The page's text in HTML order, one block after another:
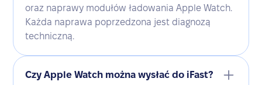
oraz naprawy modułów ładowania Apple Watch.
Każda naprawa poprzedzona jest diagnozą
techniczną.
Czy Apple Watch można wysłać do iFast?